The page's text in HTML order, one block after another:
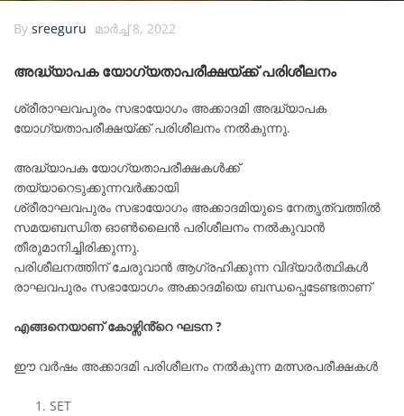
By sreeguru മാർച്ച്‌ 8, 2022
അദ്ധ്യാപക യോഗ്യതാപരീക്ഷയ്ക്ക് പരിശീലനം
ശ്രീരാഘവപുരം സഭായോഗം അക്കാദമി അദ്ധ്യാപക
യോഗ്യതാപരീക്ഷയ്ക്ക് പരിശീലനം നൽകുന്നു.
അദ്ധ്യാപക യോഗ്യതാപരീക്ഷകൾക്ക്
തയ്യാറെടുക്കുന്നവർക്കായി
ശ്രീരാഘവപുരം സഭായോഗം അക്കാദമിയുടെ നേതൃത്വത്തിൽ
സമയബന്ധിത ഓൺലൈൻ പരിശീലനം നൽകുവാൻ
തീരുമാനിച്ചിരിക്കുന്നു.
പരിശീലനത്തിന് ചേരുവാൻ ആഗ്രഹിക്കുന്ന വിദ്യാർത്ഥികൾ
രാഘവപുരം സഭായോഗം അക്കാദമിയെ ബന്ധപ്പെടേണ്ടതാണ്
എങ്ങനെയാണ് കോഴ്സിൻ്റെ ഘടന ?
ഈ വർഷം അക്കാദമി പരിശീലനം നൽകുന്ന മത്സരപരീക്ഷകൾ
SET